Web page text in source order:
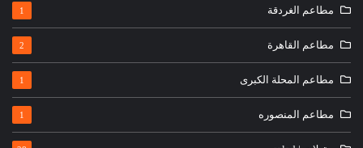
مطاعم الغردقة 1
مطاعم القاهرة 2
مطاعم المحلة الكبرى 1
مطاعم المنصوره 1